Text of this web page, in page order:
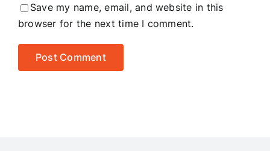
Save my name, email, and website in this
browser for the next time I comment.